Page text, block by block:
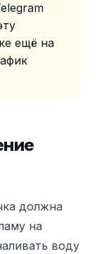
ещё на
должна
на
воду